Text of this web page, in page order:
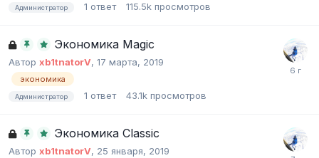
Администратор 1 ответ 115.5k просмотров
Экономика Magic
Автор xb1tnatorV, 17 марта, 2019
экономика
Администратор 1 ответ 43.1k просмотров
Экономика Classic
Автор xb1tnatorV, 25 января, 2019